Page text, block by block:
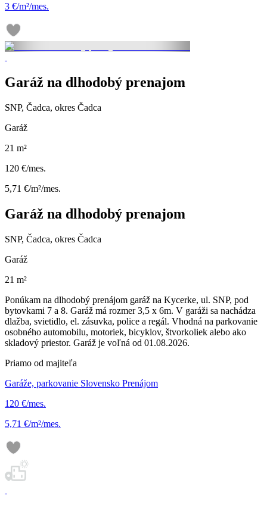
3 €/m²/mes.
Garáž na dlhodobý prenajom
SNP, Čadca, okres Čadca
Garáž
21 m²
120 €/mes.
5,71 €/m²/mes.
Garáž na dlhodobý prenajom
SNP, Čadca, okres Čadca
Garáž
21 m²
Ponúkam na dlhodobý prenájom garáž na Kycerke, ul. SNP, pod
bytovkami 7 a 8. Garáž má rozmer 3,5 x 6m. V garáži sa nachádza
dlažba, svietidlo, el. zásuvka, police a regál. Vhodná na parkovanie
osobného automobilu, motoriek, bicyklov, štvorkoliek alebo ako
skladový priestor. Garáž je voľná od 01.08.2026.
Priamo od majiteľa
Garáže, parkovanie Slovensko Prenájom
120 €/mes.
5,71 €/m²/mes.